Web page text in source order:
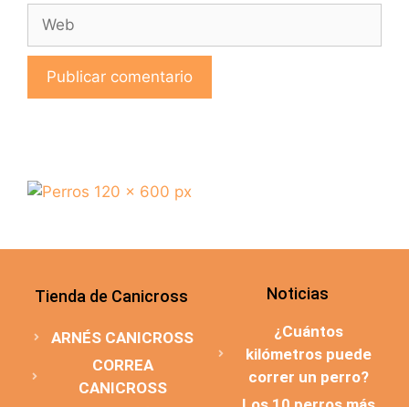
Tienda de Canicross
ARNÉS CANICROSS
CORREA
CANICROSS
Noticias
¿Cuántos
kilómetros puede
correr un perro?